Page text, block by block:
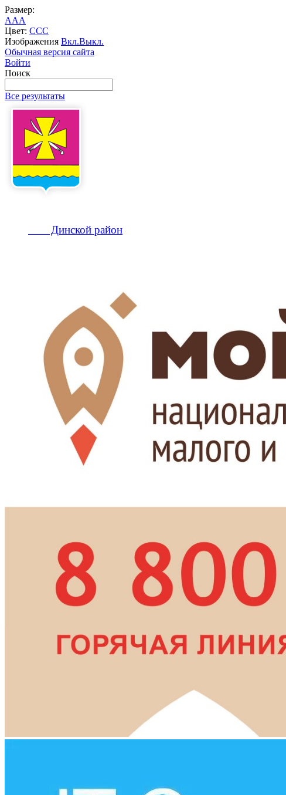
Размер:
AAA
Цвет: CCC
Изображения Вкл.Выкл.
Обычная версия сайта
Войти
Поиск
Все результаты
Динской район